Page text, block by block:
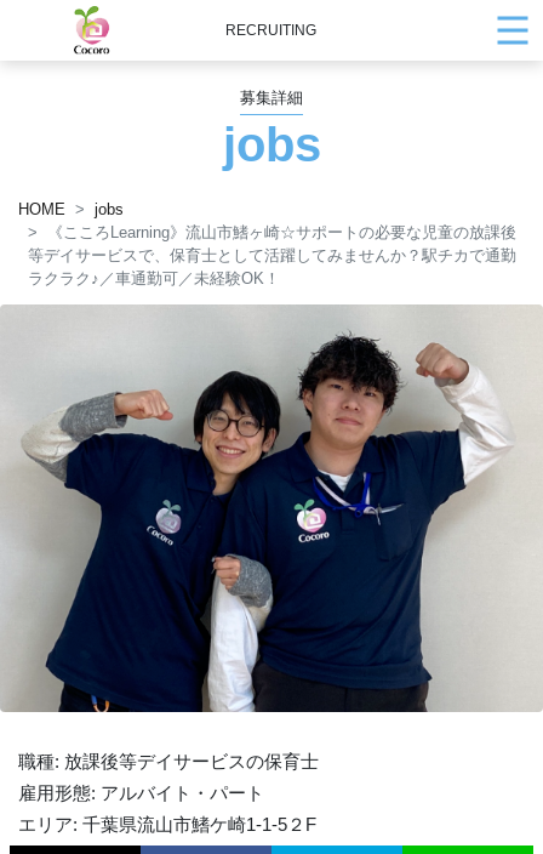
RECRUITING
募集詳細
jobs
HOME
jobs
《こころLearning》流山市鰭ヶ崎☆サポートの必要な児童の放課後
等デイサービスで、保育士として活躍してみませんか？駅チカで通勤
ラクラク ♪ ／車通勤可／未経験OK！
職種: 放課後等デイサービスの保育士
雇用形態: アルバイト・パート
エリア: 千葉県流山市鰭ケ崎1-1-5２F